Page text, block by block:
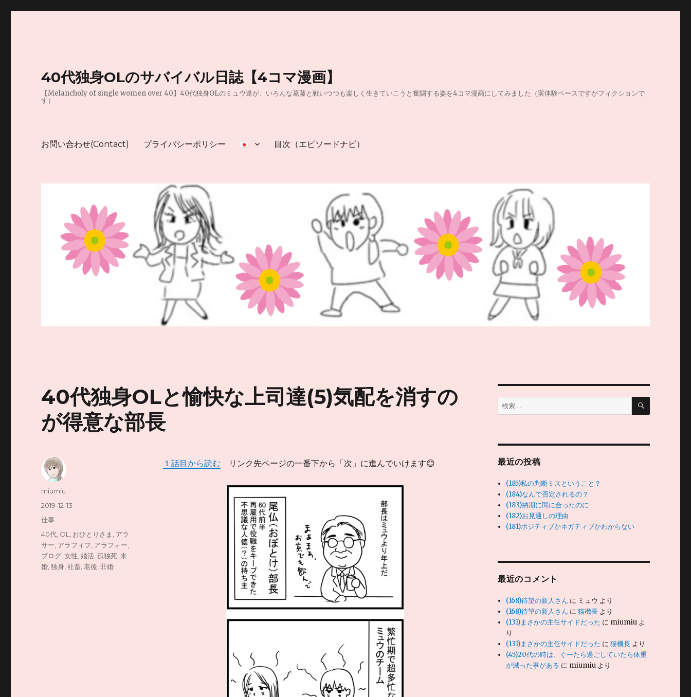
40代独身OLのサバイバル日誌【4コマ漫画】
【Melancholy of single women over 40】40代独身OLのミュウ達が、いろんな葛藤と戦いつつも楽しく生きていこうと奮闘する姿を4コマ漫画にしてみました（実体験ベースですがフィクションで
す）
お問い合わせ(Contact) プライバシーポリシー 目次（エピソードナビ）
40代独身OLと愉快な上司達(5)気配を消すの
が得意な部長
１話目から読む リンク先ページの一番下から「次」に進んでいけます😊
投
miumiu
投
稿
2019-12-13
カ
ゴ
リ
ー
仕事
タ
グ
40代 OL おひとりさま
アラ
サー アラフィフ アラフォー
ブログ ,女性 ,婚活 ,孤独死 未
婚 ,独身 ,社畜 ,老後 ,非婚
検
索:
検
最近の投稿
(185)私の判断ミスということ？
(184)なんで否定されるの？
(183)納期に間に合ったのに
(182)お見通しの理由
(181)ポジティブかネガティブかわからない
最近のコメント
(168)待望の新人さん に ミュウ より
(168)待望の新人さん に猫機長 より
(131)まさかの主任サイドだった に miumiu よ
り
(131)まさかの主任サイドだった に猫機長 より
(45)20代の時は、ぐーたら過ごしていたら体重
が減った事がある に miumiu より